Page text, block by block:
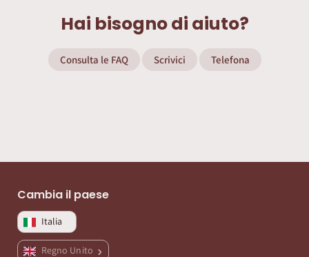
Hai bisogno di aiuto?
Consulta le FAQ Scrivici Telefona
Cambia il paese
Italia
Regno Unito